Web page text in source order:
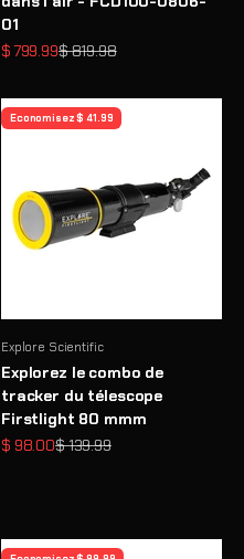
01
Prix de vente
$ 799.99Prix normal
$ 819.98
Economisez $ 41.99
Explore Scientific
Explorez le combo de
tracker du télescope
Firstlight 80 mmm
Prix de vente
$ 98.00Prix normal
$ 139.99